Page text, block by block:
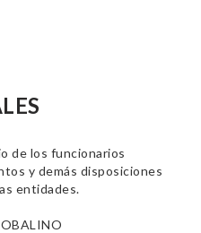
de los funcionarios
y demás disposiciones
entidades.